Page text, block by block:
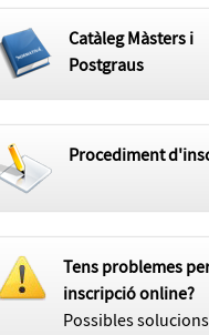
Catàleg Màsters i
Postgraus
Procediment
Tens problemes
inscripció online?
Possibles solucions